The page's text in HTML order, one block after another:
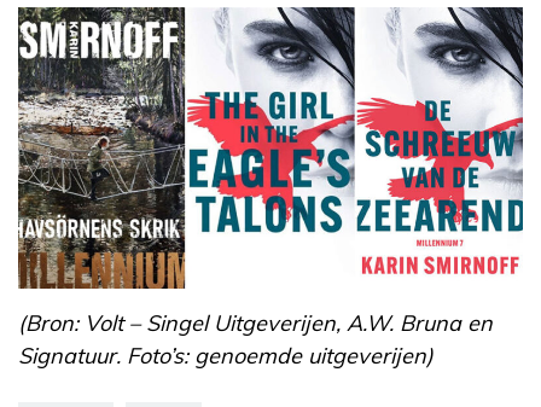
(Bron: Volt – Singel Uitgeverijen, A.W. Bruna en
Signatuur. Foto’s: genoemde uitgeverijen)